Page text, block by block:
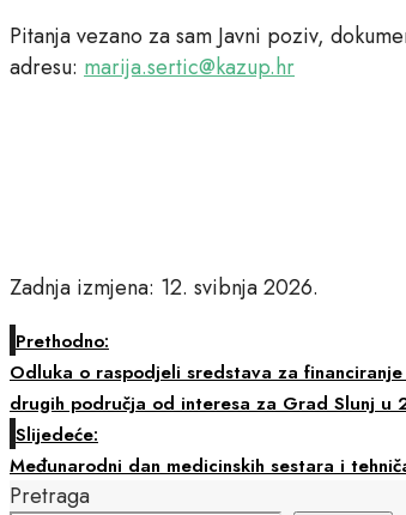
Pitanja vezano za sam Javni poziv,
adresu: marija.sertic@kazup.hr
Zadnja izmjena: 12. svibnja 2026.
Prethodno:
Odluka o raspodjeli sredstava za
drugih područja od interesa za Grad Slunj u
Slijedeće:
Međunarodni dan medicinskih sestara i
Pretraga